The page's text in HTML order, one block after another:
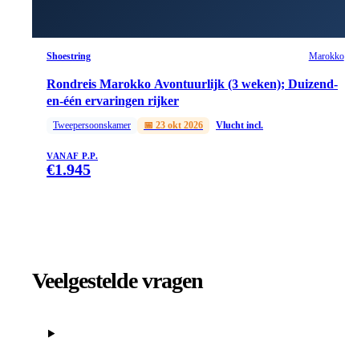
Shoestring Marokko
Rondreis Marokko Avontuurlijk (3 weken); Duizend-
en-één ervaringen rijker
Tweepersoonskamer 📅 23 okt 2026 Vlucht incl.
VANAF P.P.
€1.945
Veelgestelde vragen